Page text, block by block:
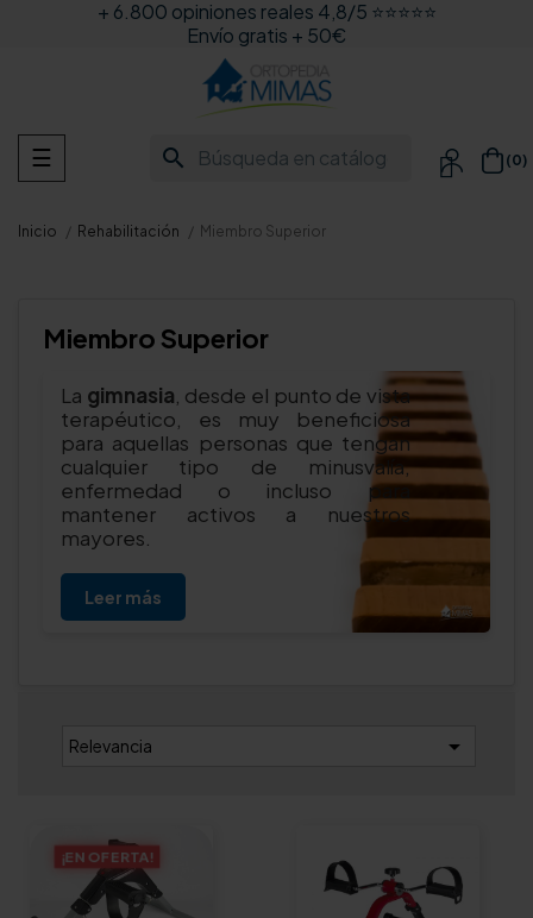
+ 6.800 opiniones reales 4,8/5 ⭐⭐⭐⭐⭐
Envío gratis + 50€
search  (0)
Navegación
de
☰
Inicio Rehabilitación Miembro Superior
Miembro Superior
La gimnasia , desde el punto de vista
terapéutico, es muy beneficiosa
para aquellas personas que tengan
cualquier tipo de minusvalía,
enfermedad o incluso para
mantener activos a nuestros
mayores.
Leer más
Relevancia 
¡EN OFERTA!